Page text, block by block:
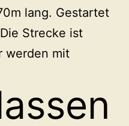
lang. Gestartet
Strecke ist
werden mit